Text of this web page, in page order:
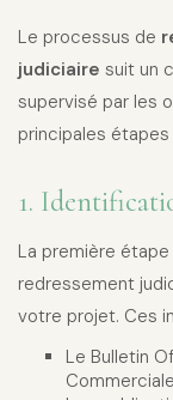
Le processus de
judiciaire suit un
supervisé par les
principales
1.
La première
redressement
votre projet. Ces
Le Bulletin